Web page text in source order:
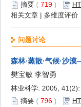
摘要 ( 719 )
相关文章 | 多维度评价
问题讨论
森林·蒸散·气候·沙
樊宝敏 李智勇
林业科学. 2005,
摘要 ( 796 )